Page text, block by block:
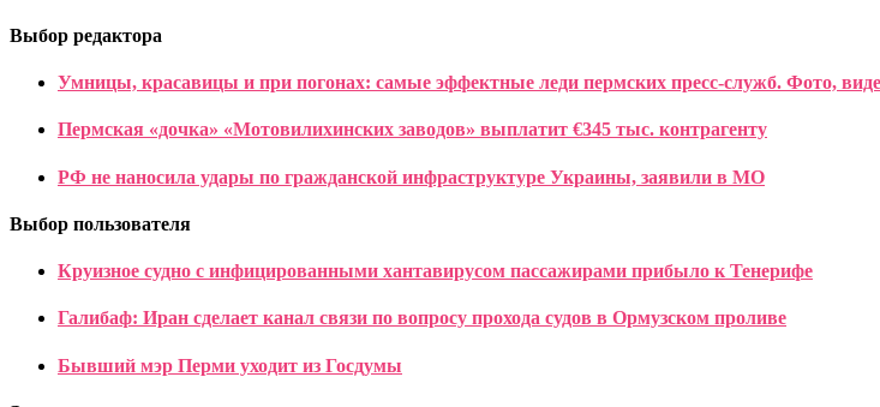
Выбор редактора
Умницы, красавицы и при погонах: самые эффектные леди пермских пресс-служб. Фото,
Пермская «дочка» «Мотовилихинских заводов» выплатит €345 тыс. контрагенту
РФ не наносила удары по гражданской инфраструктуре Украины, заявили в МО
Выбор пользователя
Круизное судно с инфицированными хантавирусом пассажирами прибыло к Тенерифе
Галибаф: Иран сделает канал связи по вопросу прохода судов в Ормузском проливе
Бывший мэр Перми уходит из Госдумы